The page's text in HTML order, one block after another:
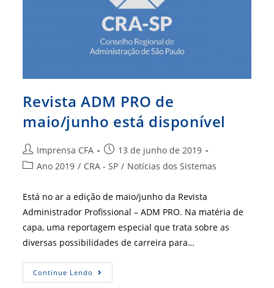
Revista ADM PRO de
maio/junho está disponível
Autor
do
Imprensa CFA
Post
publicado:
13 de junho de 2019
Categoria
post:
Ano 2019 / CRA - SP / Notícias dos Sistemas
Está no ar a edição de maio/junho da Revista
Administrador Profissional – ADM PRO. Na matéria de
capa, uma reportagem especial que trata sobre as
diversas possibilidades de carreira para…
Continue Lendo Revista
ADM